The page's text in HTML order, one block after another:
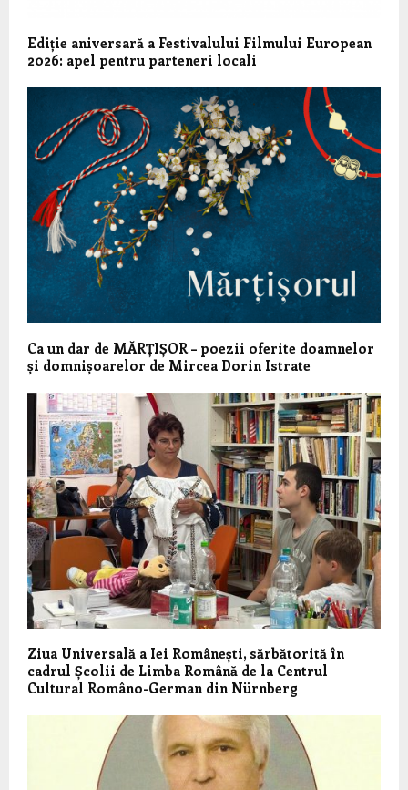
Ediție aniversară a Festivalului Filmului European
2026: apel pentru parteneri locali
Ca un dar de MĂRȚIȘOR – poezii oferite doamnelor
și domnișoarelor de Mircea Dorin Istrate
Ziua Universală a Iei Românești, sărbătorită în
cadrul Școlii de Limba Română de la Centrul
Cultural Româno-German din Nürnberg